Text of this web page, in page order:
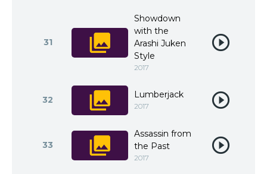
31
Showdown
with the
Arashi Juken
Style
2017
32 Lumberjack
2017
33
Assassin from
the Past
2017